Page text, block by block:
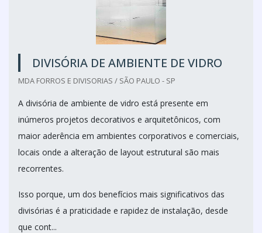
DIVISÓRIA DE AMBIENTE DE VIDRO
MDA FORROS E DIVISORIAS / SÃO PAULO - SP
A divisória de ambiente de vidro está presente em
inúmeros projetos decorativos e arquitetônicos, com
maior aderência em ambientes corporativos e comerciais,
locais onde a alteração de layout estrutural são mais
recorrentes.
Isso porque, um dos benefícios mais significativos das
divisórias é a praticidade e rapidez de instalação, desde
que cont...